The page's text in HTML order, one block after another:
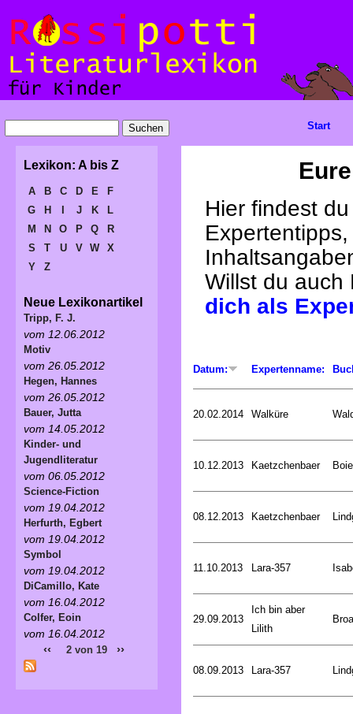
Hier findest
Willst du
dich als
Datum: Expertenname:
20.02.2014 Walküre
10.12.2013 Kaetzchenbaer
08.12.2013 Kaetzchenbaer
11.10.2013 Lara-357
29.09.2013
Ich bin aber
Lilith
08.09.2013 Lara-357
Start
Lexikon: A bis Z
A B C D E
F
G
H J K
L
M
N O P Q
R
S
T U V W
X
Y
Z
Neue Lexikonartikel
Tripp, F. J.
vom 12.06.2012
Motiv
vom 26.05.2012
Hegen, Hannes
vom 26.05.2012
Bauer, Jutta
vom 14.05.2012
Kinder- und
Jugendliteratur
vom 06.05.2012
Science-Fiction
vom 19.04.2012
Herfurth, Egbert
vom 19.04.2012
Symbol
vom 19.04.2012
DiCamillo, Kate
vom 16.04.2012
Colfer, Eoin
vom 16.04.2012
‹‹ 2 von 19 ››